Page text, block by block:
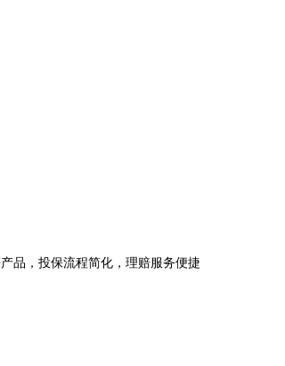
品，投保流程简化，理赔服务便捷